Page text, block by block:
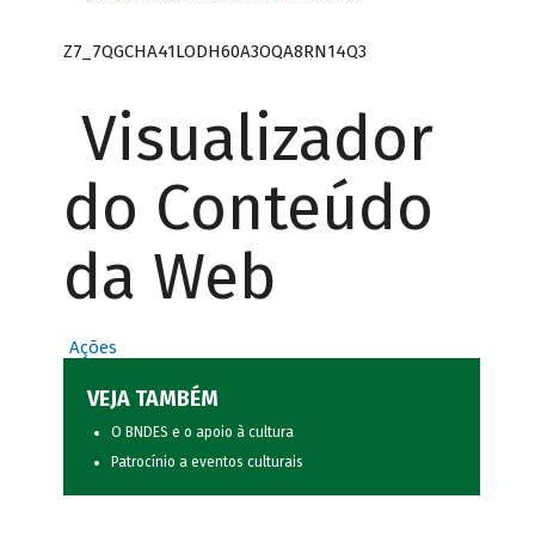
Z7_7QGCHA41LODH60A3OQA8RN14Q3
Visualizador
do Conteúdo
da Web
Ações
VEJA TAMBÉM
O BNDES e o apoio à cultura
Patrocínio a eventos culturais